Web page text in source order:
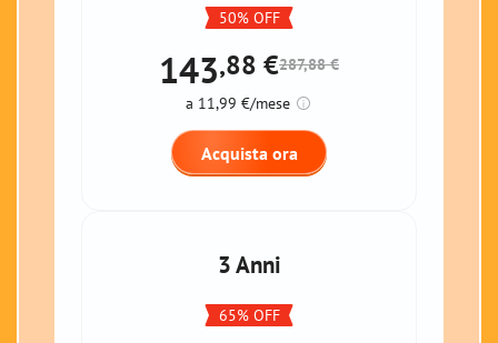
50% OFF
143,88 €287,88 €
a 11,99 €/mese
Acquista ora
3 Anni
65% OFF